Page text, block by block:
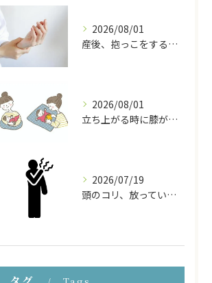
2026/08/01
産後、抱っこをすると手首が痛い！原因と対処法
2026/08/01
立ち上がる時に膝が痛い！産後の膝の痛みの原因と対処法
2026/07/19
頭のコリ、放っていませんか？ドライヘッドスパで頭から体をほぐす